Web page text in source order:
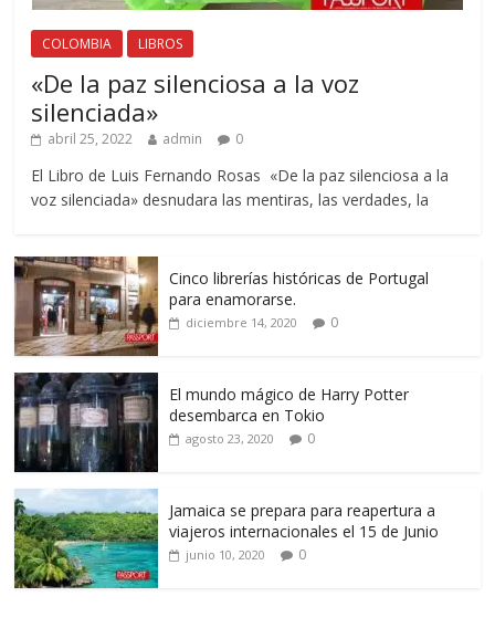
COLOMBIA LIBROS
«De la paz silenciosa a la voz
silenciada»
abril 25, 2022 admin 0
El Libro de Luis Fernando Rosas «De la paz silenciosa a la
voz silenciada» desnudara las mentiras, las verdades, la
Cinco librerías históricas de Portugal
para enamorarse.
diciembre 14, 2020 0
El mundo mágico de Harry Potter
desembarca en Tokio
agosto 23, 2020 0
Jamaica se prepara para reapertura a
viajeros internacionales el 15 de Junio
junio 10, 2020 0